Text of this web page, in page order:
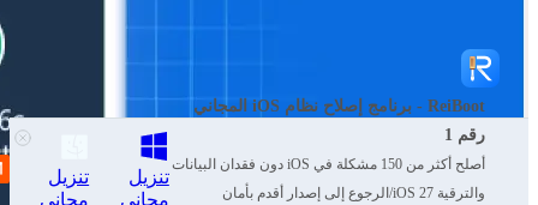
ReiBoot - برنامج إصلاح نظام iOS المجاني
رقم 1
أصلح أكثر من 150 مشكلة في iOS دون فقدان البيانات
والترقية iOS 27/الرجوع إلى إصدار أقدم بأمان
تنزيل
مجاني
تنزيل
مجاني